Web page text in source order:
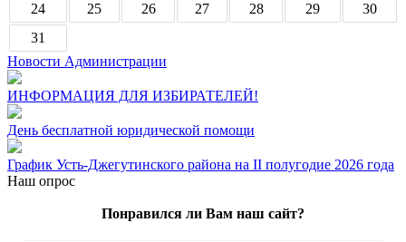
24
25 26 27 28 29
30
31
Новости Администрации
ИНФОРМАЦИЯ ДЛЯ ИЗБИРАТЕЛЕЙ!
День бесплатной юридической помощи
График Усть-Джегутинского района на II полугодие 2026 года
Наш опрос
Понравился ли Вам наш сайт?